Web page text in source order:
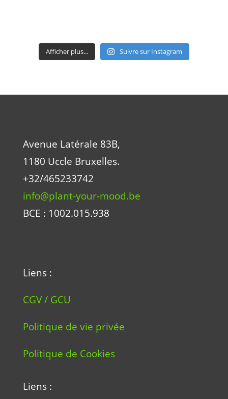
Afficher plus... Suivre sur Instagram
Avenue Latérale 83B,
1180 Uccle Bruxelles.
+32/465233742
info@plant-your-mood.be
BCE : 1002.015.938
Liens :
CGV / GCU
Politique de vie privée
Politique de Cookies
Liens :